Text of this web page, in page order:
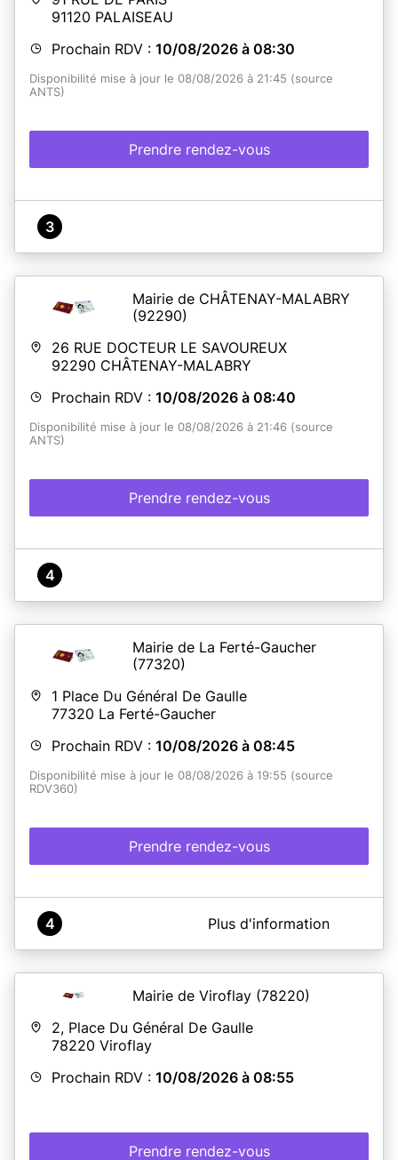
91120 PALAISEAU
Prochain RDV : 10/08/2026 à 08:30
Disponibilité mise à jour le 08/08/2026 à 21:45 (source
ANTS)
Prendre rendez-vous
3
Mairie de CHÂTENAY-MALABRY
(92290)
26 RUE DOCTEUR LE SAVOUREUX
92290 CHÂTENAY-MALABRY
Prochain RDV : 10/08/2026 à 08:40
Disponibilité mise à jour le 08/08/2026 à 21:46 (source
ANTS)
Prendre rendez-vous
4
Mairie de La Ferté-Gaucher
(77320)
1 Place Du Général De Gaulle
77320 La Ferté-Gaucher
Prochain RDV : 10/08/2026 à 08:45
Disponibilité mise à jour le 08/08/2026 à 19:55 (source
RDV360)
Prendre rendez-vous
A propos de Mairie de La Ferté-Gaucher
NOUS VOUS REMERCIONS D'ARRIVER QUELQUES
MINUTES AVANT L'HEURE DU RDV, TOUT RETARD
POURRA ENTRAINER LE REPORT DU RDV
N'OUBLIEZ PAS VOTRE PRE DEMANDE
vous (même les enfants)
Documents à fournir le jour du rendez-vous
4 Plus d'information
Mairie de Viroflay (78220)
2, Place Du Général De Gaulle
78220 Viroflay
Prochain RDV : 10/08/2026 à 08:55
Prendre rendez-vous